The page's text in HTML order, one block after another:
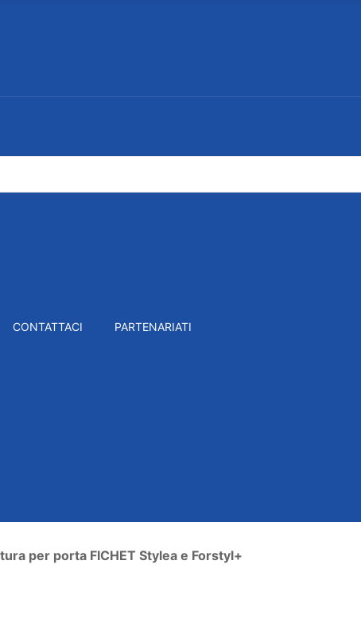
CONTATTACI PARTENARIATI
per porta FICHET Stylea e Forstyl+